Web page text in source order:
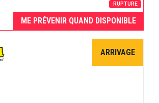
RUPTURE
ME PRÉVENIR QUAND DISPONIBLE
ARRIVAGE